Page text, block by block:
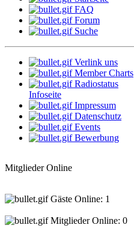
FAQ
Forum
Suche
Verlink uns
Member Charts
Radiostatus
Infoseite
Impressum
Datenschutz
Events
Bewerbung
Mitglieder Online
Gäste Online: 1
Mitglieder Online: 0